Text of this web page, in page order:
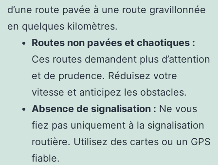
d’une route pavée à une route gravillonnée
en quelques kilomètres.
Routes non pavées et chaotiques :
Ces routes demandent plus d’attention
et de prudence. Réduisez votre
vitesse et anticipez les obstacles.
Absence de signalisation : Ne vous
fiez pas uniquement à la signalisation
routière. Utilisez des cartes ou un GPS
fiable.